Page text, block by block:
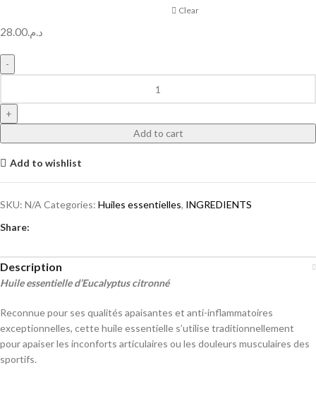
Clear
د.م.28.00
Add to cart
Add to wishlist
SKU: N/A Categories: Huiles essentielles, INGREDIENTS
Share:
Description
Huile essentielle d’Eucalyptus citronné
Reconnue pour ses qualités apaisantes et anti-inflammatoires
exceptionnelles, cette huile essentielle s’utilise traditionnellement
pour apaiser les inconforts articulaires ou les douleurs musculaires des
sportifs.